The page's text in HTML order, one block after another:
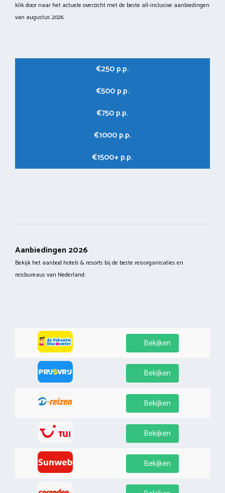
klik door naar het actuele overzicht met de beste all-inclusive aanbiedingen
van augustus 2026.
€250 p.p.
€500 p.p.
€750 p.p.
€1000 p.p.
€1500+ p.p.
Aanbiedingen 2026
Bekijk het aanbod hotels & resorts bij de beste reisorganisaties en
reisbureaus van Nederland:
Bekijken
Bekijken
Bekijken
Bekijken
Bekijken